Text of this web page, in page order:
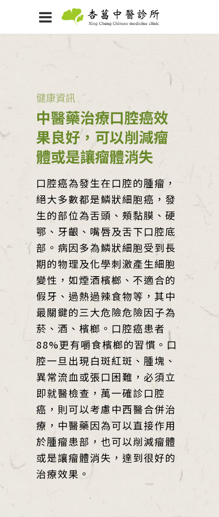
健康資訊
中醫藥治療口腔癌效
果良好，可以削減瘤
體或是讓瘤體消失
口腔癌為發生在口腔的腫瘤，
絕大多數都是鱗狀細胞癌，發
生的部位為舌頭、頰黏膜、硬
鄂、牙齦、嘴唇及舌下口腔底
部。病因多為鱗狀細胞受到長
期的物理及化學刺激產生細胞
變性，如煙酒檳榔、不適合的
假牙、過熱過辣食物等，其中
最關鍵的三大危險危險因子為
菸、酒、檳榔。口腔癌患者
88%更有嚼食檳榔的習慣。口
腔一旦出現白斑紅斑、腫塊、
異常流血或張口困難，必須立
即就醫檢查，萬一確診口腔
癌，則可以考慮中西醫合併治
療，中醫藥因為可以直接作用
於腫瘤患部，也可以削減瘤體
或是讓瘤體消失，達到很好的
治療效果。